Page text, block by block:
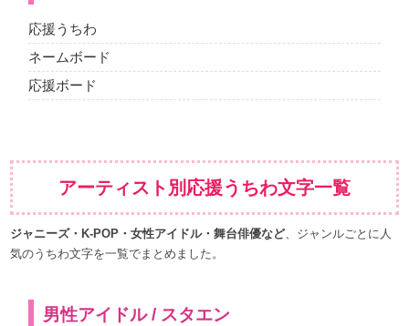
応援うちわ
ネームボード
応援ボード
アーティスト別応援うちわ文字一覧
ジャニーズ・K-POP・女性アイドル・舞台俳優など、ジャンルごとに人
気のうちわ文字を一覧でまとめました。
男性アイドル / スタエン